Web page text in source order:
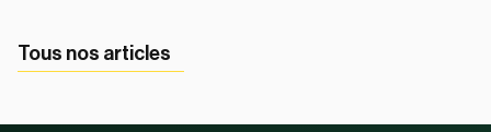
Tous nos articles